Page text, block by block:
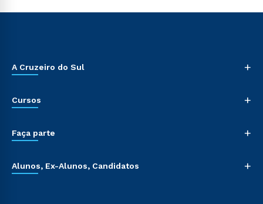
A Cruzeiro do Sul +
Cursos +
Faça parte +
Alunos, Ex-Alunos, Candidatos +